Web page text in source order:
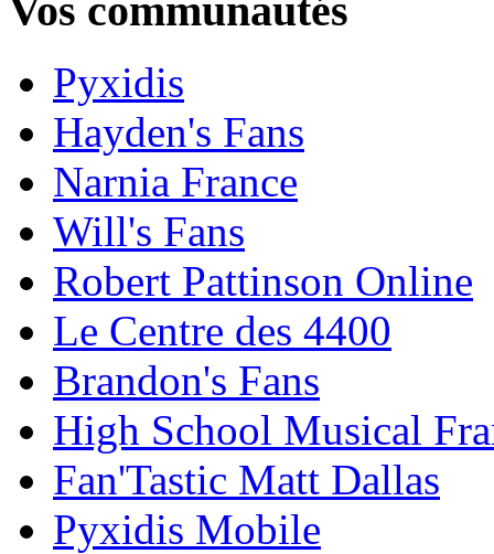
Vos communautés
Pyxidis
Hayden's Fans
Narnia France
Will's Fans
Robert Pattinson Online
Le Centre des 4400
Brandon's Fans
High School Musical
Fan'Tastic Matt Dallas
Pyxidis Mobile